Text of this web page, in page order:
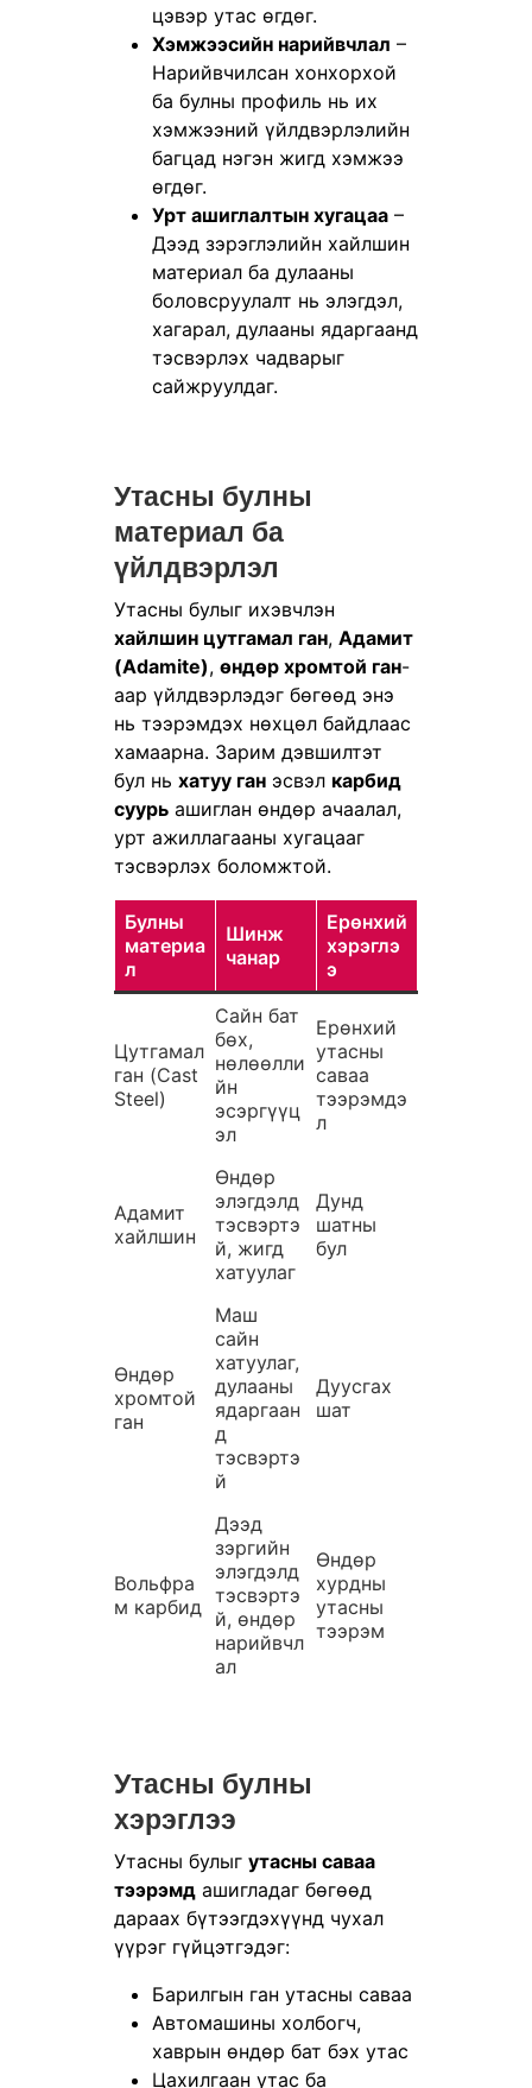
цэвэр утас өгдөг.
Хэмжээсийн нарийвчлал –
Нарийвчилсан хонхорхой
ба булны профиль нь их
хэмжээний үйлдвэрлэлийн
багцад нэгэн жигд хэмжээ
өгдөг.
Урт ашиглалтын хугацаа–
Дээд зэрэглэлийн хайлшин
материал ба дулааны
боловсруулалт нь элэгдэл,
хагарал, дулааны ядаргаанд
тэсвэрлэх чадварыг
сайжруулдаг.
Утасны булны
материал ба
үйлдвэрлэл
Утасны булыг ихэвчлэн
хайлшин цутгамал ган, Адамит
(Adamite), өндөр хромтой ган-
аар үйлдвэрлэдэг бөгөөд энэ
нь тээрэмдэх нөхцөл байдлаас
хамаарна. Зарим дэвшилтэт
бул нь хатуу ганэсвэл карбид
суурьашиглан өндөр ачаалал,
урт ажиллагааны хугацааг
тэсвэрлэх боломжтой.
Булны
материа
л
Шинж
чанар
Ерөнхий
хэрэглэ
э
Цутгамал
ган (Cast
Steel)
Сайн бат
бөх,
нөлөөлли
йн
эсэргүүц
эл
Ерөнхий
утасны
саваа
тээрэмдэ
л
Адамит
хайлшин
Өндөр
элэгдэлд
тэсвэртэ
й, жигд
хатуулаг
Дунд
шатны
бул
Өндөр
хромтой
ган
Маш
сайн
хатуулаг,
дулааны
ядаргаан
д
тэсвэртэ
й
Дуусгах
шат
Вольфра
м карбид
Дээд
зэргийн
элэгдэлд
тэсвэртэ
й, өндөр
нарийвчл
ал
Өндөр
хурдны
утасны
тээрэм
Утасны булны
хэрэглээ
Утасны булыг утасны саваа
тээрэмдашигладаг бөгөөд
дараах бүтээгдэхүүнд чухал
үүрэг гүйцэтгэдэг:
Барилгын ган утасны саваа
Автомашины холбогч,
хаврын өндөр бат бэх утас
Цахилгаан утас ба